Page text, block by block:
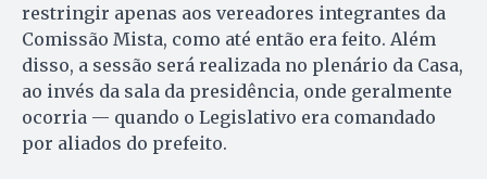
restringir apenas aos vereadores integrantes da
Comissão Mista, como até então era feito. Além
disso, a sessão será realizada no plenário da Casa,
ao invés da sala da presidência, onde geralmente
ocorria — quando o Legislativo era comandado
por aliados do prefeito.